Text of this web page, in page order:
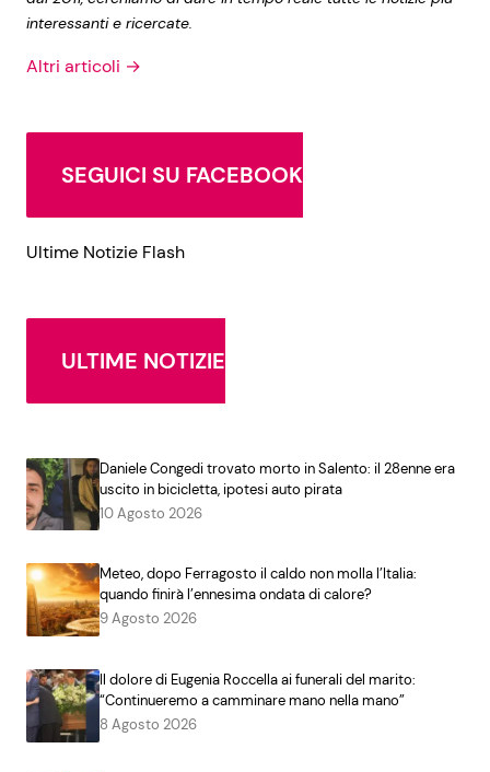
interessanti e ricercate.
Altri articoli →
SEGUICI SU FACEBOOK
Ultime Notizie Flash
ULTIME NOTIZIE
Daniele Congedi trovato morto in Salento: il 28enne era
uscito in bicicletta, ipotesi auto pirata
10 Agosto 2026
Meteo, dopo Ferragosto il caldo non molla l’Italia:
quando finirà l’ennesima ondata di calore?
9 Agosto 2026
Il dolore di Eugenia Roccella ai funerali del marito:
“Continueremo a camminare mano nella mano”
8 Agosto 2026